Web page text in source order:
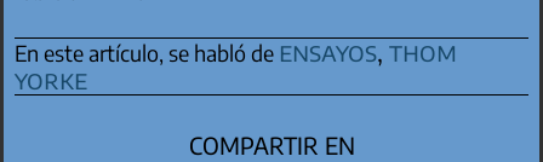
En este artículo, se habló de ensayos,thom
yorke
COMPARTIR EN